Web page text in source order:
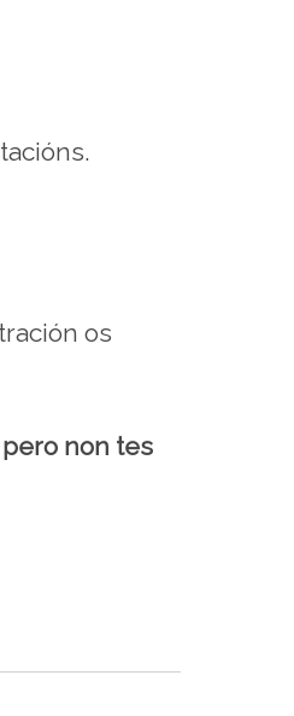
os
non tes